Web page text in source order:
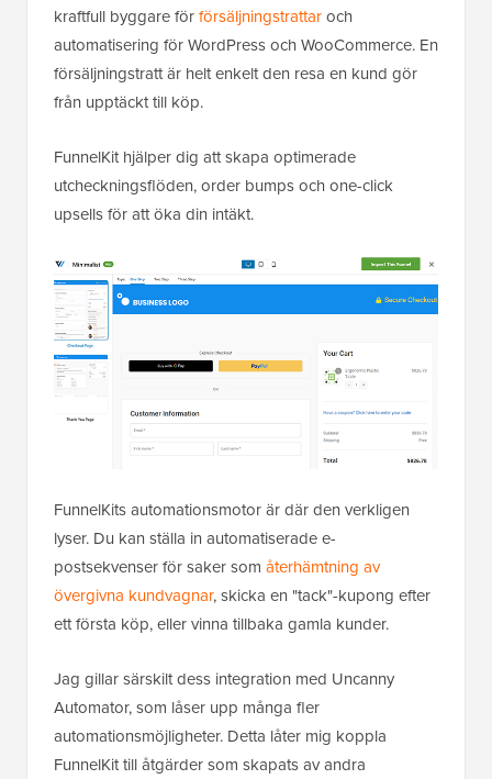
kraftfull byggare förförsäljningstrattaroch
automatisering för WordPress och WooCommerce. En
försäljningstratt är helt enkelt den resa en kund gör
från upptäckt till köp.
FunnelKit hjälper dig att skapa optimerade
utcheckningsflöden, order bumps och one-click
upsells för att öka din intäkt.
FunnelKits automationsmotor är där den verkligen
lyser. Du kan ställa in automatiserade e-
postsekvenser för saker som återhämtning av
övergivna kundvagnar, skicka en "tack"-kupong efter
ett första köp, eller vinna tillbaka gamla kunder.
Jag gillar särskilt dess integration med Uncanny
Automator, som låser upp många fler
automationsmöjligheter. Detta låter mig koppla
FunnelKit till åtgärder som skapats av andra